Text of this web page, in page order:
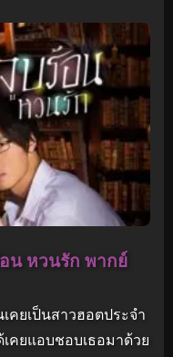
น หวนรัก พากย์
เคยเป็นสาวฮอตประจำ
คยแอบชอบเธอมาด้วย